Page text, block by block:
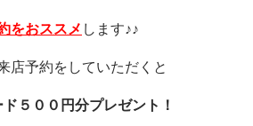
をおススメ します♪♪
店予約をしていただくと
ド５００円分プレゼント！